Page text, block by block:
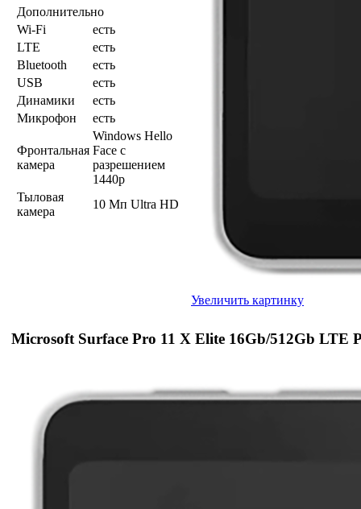
Дополнительно
Wi-Fi
есть
LTE
есть
Bluetooth
есть
USB
есть
Динамики
есть
Микрофон
есть
Фронтальная
камера
Windows Hello
Face с
разрешением
1440p
Тыловая
камера
10 Мп Ultra HD
Увеличить картинку
Microsoft Surface Pro 11 X Elite 16Gb/512Gb LTE